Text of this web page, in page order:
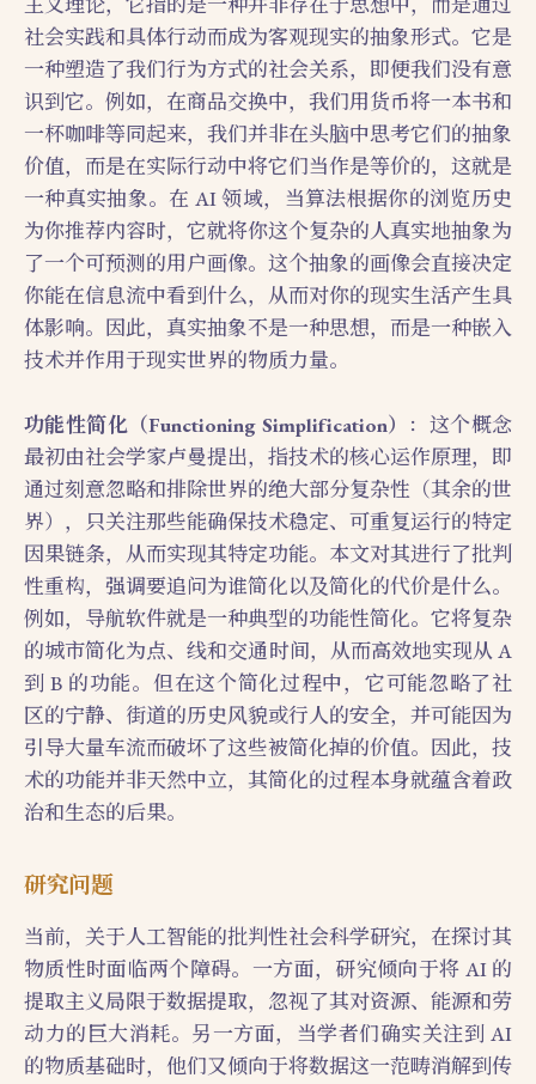
社会实践和具体行动而成为客观现实的抽象形式。它是
一种塑造了我们行为方式的社会关系，即便我们没有意
识到它。例如，在商品交换中，我们用货币将一本书和
一杯咖啡等同起来，我们并非在头脑中思考它们的抽象
价值，而是在实际行动中将它们当作是等价的，这就是
一种真实抽象。在 AI 领域，当算法根据你的浏览历史
为你推荐内容时，它就将你这个复杂的人真实地抽象为
了一个可预测的用户画像。这个抽象的画像会直接决定
你能在信息流中看到什么，从而对你的现实生活产生具
体影响。因此，真实抽象不是一种思想，而是一种嵌入
技术并作用于现实世界的物质力量。
功能性简化（Functioning Simplification）
：这个概念
最初由社会学家卢曼提出，指技术的核心运作原理，即
通过刻意忽略和排除世界的绝大部分复杂性（其余的世
界），只关注那些能确保技术稳定、可重复运行的特定
因果链条，从而实现其特定功能。本文对其进行了批判
性重构，强调要追问为谁简化以及简化的代价是什么。
例如，导航软件就是一种典型的功能性简化。它将复杂
的城市简化为点、线和交通时间，从而高效地实现从 A
到 B 的功能。但在这个简化过程中，它可能忽略了社
区的宁静、街道的历史风貌或行人的安全，并可能因为
引导大量车流而破坏了这些被简化掉的价值。因此，技
术的功能并非天然中立，其简化的过程本身就蕴含着政
治和生态的后果。
研究问题
当前，关于人工智能的批判性社会科学研究，在探讨其
物质性时面临两个障碍。一方面，研究倾向于将 AI 的
提取主义局限于数据提取，忽视了其对资源、能源和劳
动力的巨大消耗。另一方面，当学者们确实关注到 AI
的物质基础时，他们又倾向于将数据这一范畴消解到传